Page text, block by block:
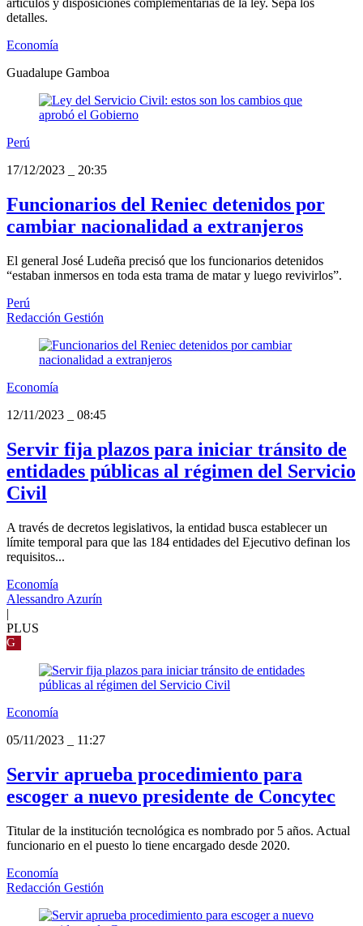
artículos y disposiciones complementarias de la ley. Sepa los
detalles.
Economía
Guadalupe Gamboa
Perú
17/12/2023
20:35
Funcionarios del Reniec detenidos por
cambiar nacionalidad a extranjeros
El general José Ludeña precisó que los funcionarios detenidos
“estaban inmersos en toda esta trama de matar y luego revivirlos”.
Perú
Redacción Gestión
Economía
12/11/2023
08:45
Servir fija plazos para iniciar tránsito de
entidades públicas al régimen del Servicio
Civil
A través de decretos legislativos, la entidad busca establecer un
límite temporal para que las 184 entidades del Ejecutivo definan los
requisitos...
Economía
Alessandro Azurín
|
PLUS
G
Economía
05/11/2023
11:27
Servir aprueba procedimiento para
escoger a nuevo presidente de Concytec
Titular de la institución tecnológica es nombrado por 5 años. Actual
funcionario en el puesto lo tiene encargado desde 2020.
Economía
Redacción Gestión